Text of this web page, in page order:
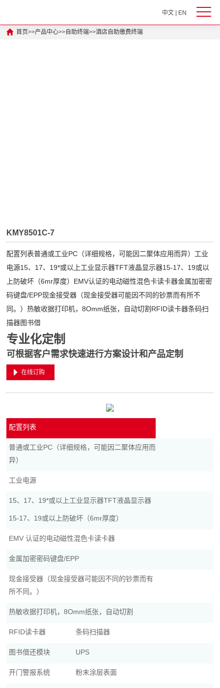
中文| EN
首页>>产品中心>>自助终端>>酒店自助缴费终端
KMY8501C-7
配置列表普通或工业PC（详细规格，可能因二聚体应用而异）工业
电源15、17、19*或以上工业显示器TFT液晶显示器15-17、19或以
上防破坏（6mr厚度）EMV认证的电动磁性混色卡读卡器金属加密密
码键盘/EPP现金接受器（现金接受器可能因不同的钞票而有所不
同。）热敏收据打印机，8Omm纸张，自动切割RFID读卡器条码扫
描器图书借
专业化定制
可根据客户需求快速进行方案设计和产品定制
在线订购
配置列表
普通或工业PC（详细规格，可能因二聚体应用而
异）
工业电源
15、17、19*或以上工业显示器TFT液晶显示器
15-17、19或以上防破坏（6mr厚度）
EMV 认证的电动磁性混色卡读卡器
金属加密密码键盘/EPP
现金接受器（现金接受器可能因不同的钞票而有
所不同。）
热敏收据打印机，8Omm纸张，自动切割
RFID读卡器 条码扫描器
图书借还模块 UPS
开门警报系统 粉末涂层表面